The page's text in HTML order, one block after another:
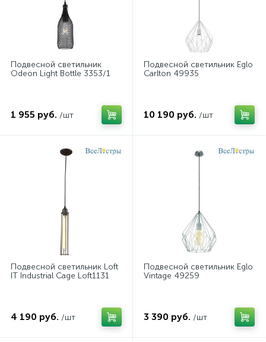
Подвесной светильник
Odeon Light Bottle 3353/1
1 955 руб. /шт
Подвесной светильник Eglo
Carlton 49935
10 190 руб. /шт
Подвесной светильник Loft
IT Industrial Cage Loft1131
4 190 руб. /шт
Подвесной светильник Eglo
Vintage 49259
3 390 руб. /шт